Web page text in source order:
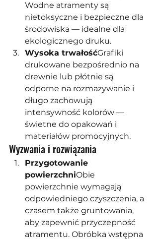
Wodne atramenty są
nietoksyczne i bezpieczne dla
środowiska — idealne dla
ekologicznego druku.
Wysoka trwałośćGrafiki
drukowane bezpośrednio na
drewnie lub płótnie są
odporne na rozmazywanie i
długo zachowują
intensywność kolorów —
świetne do opakowań i
materiałów promocyjnych.
Wyzwania i rozwiązania
Przygotowanie
powierzchniObie
powierzchnie wymagają
odpowiedniego czyszczenia, a
czasem także gruntowania,
aby zapewnić przyczepność
atramentu. Obróbka wstępna